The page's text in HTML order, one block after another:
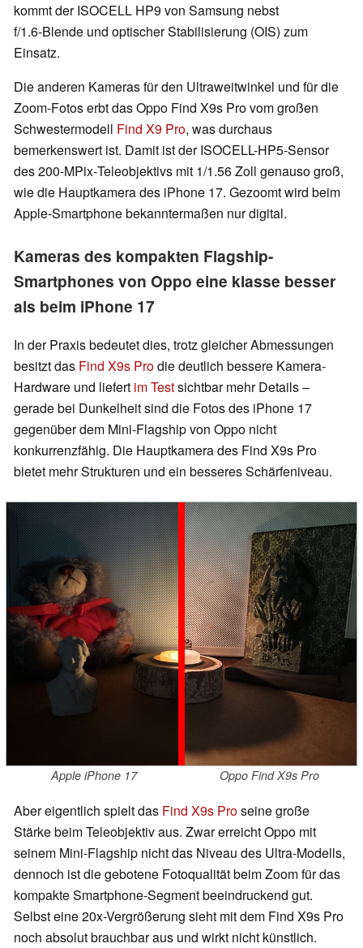
kommt der ISOCELL HP9 von Samsung nebst
f/1.6‑Blende und optischer Stabilisierung (OIS) zum
Einsatz.
Die anderen Kameras für den Ultraweitwinkel und für die
Zoom-Fotos erbt das Oppo Find X9s Pro vom großen
Schwestermodell Find X9 Pro, was durchaus
bemerkenswert ist. Damit ist der ISOCELL-HP5-Sensor
des 200‑MPix‑Teleobjektivs mit 1/1.56 Zoll genauso groß,
wie die Hauptkamera des iPhone 17. Gezoomt wird beim
Apple-Smartphone bekanntermaßen nur digital.
Kameras des kompakten Flagship-
Smartphones von Oppo eine klasse besser
als beim iPhone 17
In der Praxis bedeutet dies, trotz gleicher Abmessungen
besitzt das Find X9s Prodie deutlich bessere Kamera-
Hardware und liefert im Testsichtbar mehr Details –
gerade bei Dunkelheit sind die Fotos des iPhone 17
gegenüber dem Mini-Flagship von Oppo nicht
konkurrenzfähig. Die Hauptkamera des Find X9s Pro
bietet mehr Strukturen und ein besseres Schärfeniveau.
Apple iPhone 17 Oppo Find X9s Pro
Aber eigentlich spielt das Find X9s Proseine große
Stärke beim Teleobjektiv aus. Zwar erreicht Oppo mit
seinem Mini-Flagship nicht das Niveau des Ultra‑Modells,
dennoch ist die gebotene Fotoqualität beim Zoom für das
kompakte Smartphone-Segment beeindruckend gut.
Selbst eine 20x-Vergrößerung sieht mit dem Find X9s Pro
noch absolut brauchbar aus und wirkt nicht künstlich.